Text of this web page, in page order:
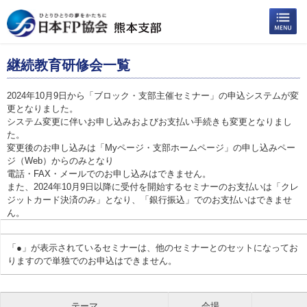
継続教育研修会一覧
2024年10月9日から「ブロック・支部主催セミナー」の申込システムが変
更となりました。
システム変更に伴いお申し込みおよびお支払い手続きも変更となりまし
た。
変更後のお申し込みは「Myページ・支部ホームページ」の申し込みペー
ジ（Web）からのみとなり
電話・FAX・メールでのお申し込みはできません。
また、2024年10月9日以降に受付を開始するセミナーのお支払いは「クレ
ジットカード決済のみ」となり、「銀行振込」でのお支払いはできませ
ん。
「●」が表示されているセミナーは、他のセミナーとのセットになってお
りますので単独でのお申込はできません。